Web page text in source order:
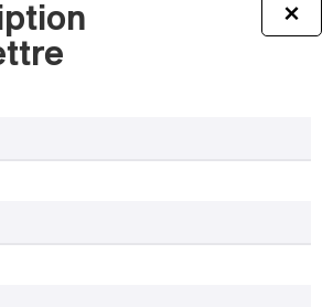
Par Frédéric Cardin
INTERVIEW
CLASSIQUE
EXPÉRIMENTAL / CONTEMPORAIN
×